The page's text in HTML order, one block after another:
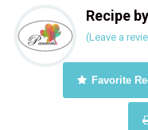
Recipe by
(Leave a
Favorite